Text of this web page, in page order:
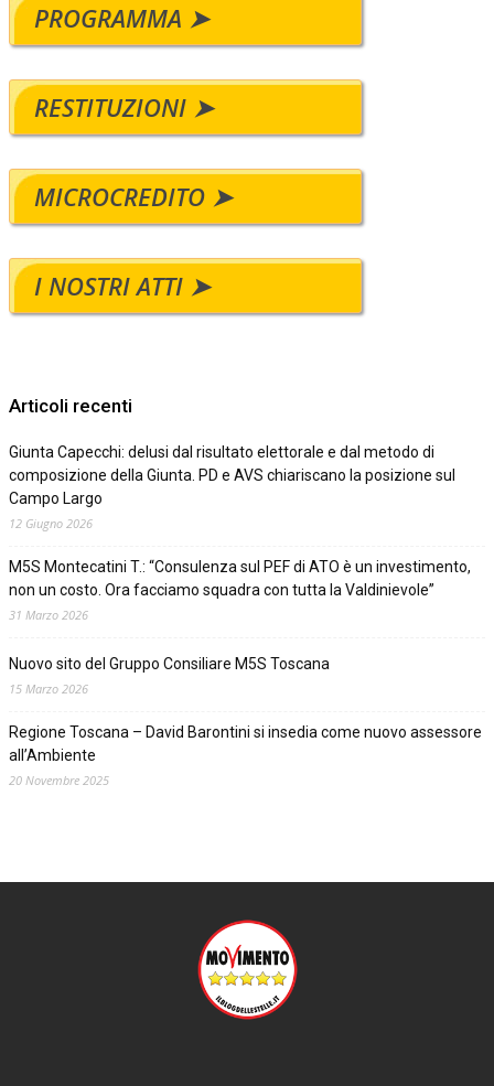
PROGRAMMA ➤
RESTITUZIONI ➤
MICROCREDITO ➤
I NOSTRI ATTI ➤
Articoli recenti
Giunta Capecchi: delusi dal risultato elettorale e dal metodo di
composizione della Giunta. PD e AVS chiariscano la posizione sul
Campo Largo
12 Giugno 2026
M5S Montecatini T.: “Consulenza sul PEF di ATO è un investimento,
non un costo. Ora facciamo squadra con tutta la Valdinievole”
31 Marzo 2026
Nuovo sito del Gruppo Consiliare M5S Toscana
15 Marzo 2026
Regione Toscana – David Barontini si insedia come nuovo assessore
all’Ambiente
20 Novembre 2025